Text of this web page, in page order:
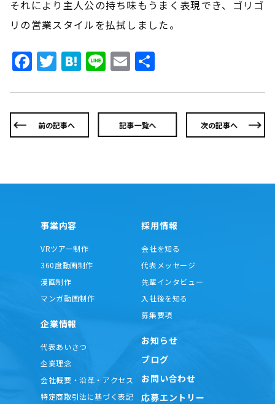
それにより主人公の持ち味もうまく表現でき、ゴリゴ
リの営業スタイルを払拭しました。
Facebook
Twitter
Hatena
LineEmail
前の記事へ 記事一覧へ 次の記事へ
事業内容
VRツアー制作
360度動画制作
漫画制作
マンガ動画制作
企業情報
代表あいさつ
企業理念
会社概要・沿革・アクセス
特定商取引法に基づく表記
採用情報
会社を知る
代表メッセージ
先輩インタビュー
入社後を知る
募集要項
お知らせ
ブログ
お問い合わせ
応募エントリー